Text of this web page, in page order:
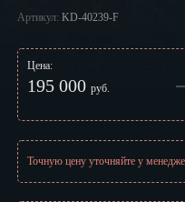
Артикул: KD-40239-F
Цена:
195 000 руб.
Точную цену уточняйте у